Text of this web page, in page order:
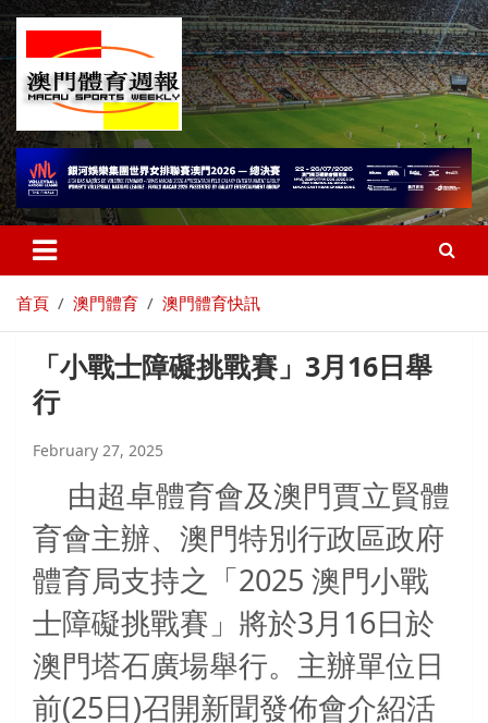
首頁 澳門體育 澳門體育快訊
「小戰士障礙挑戰賽」3月16日舉
行
February 27, 2025
由超卓體育會及澳門賈立賢體
育會主辦、澳門特別行政區政府
體育局支持之「 2025 澳門小戰
士障礙挑戰賽」將於3月 16 日於
澳門塔石廣場舉行。主辦單位日
前(25 日 )召開新聞發佈會介紹活